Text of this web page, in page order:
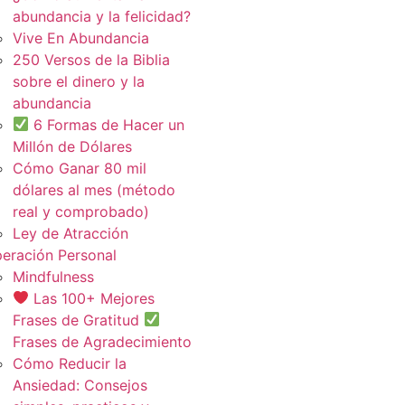
abundancia y la felicidad?
Vive En Abundancia
250 Versos de la Biblia
sobre el dinero y la
abundancia
6 Formas de Hacer un
Millón de Dólares
Cómo Ganar 80 mil
dólares al mes (método
real y comprobado)
Ley de Atracción
Personal
Mindfulness
Las 100+ Mejores
Frases de Gratitud
Frases de Agradecimiento
Cómo Reducir la
Ansiedad: Consejos